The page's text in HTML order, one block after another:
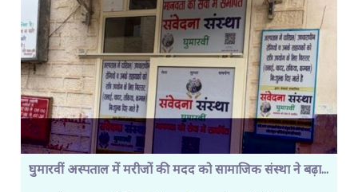
घुमारवीं अस्पताल में मरीजों की मदद को सामाजिक संस्था ने बढ़ा...